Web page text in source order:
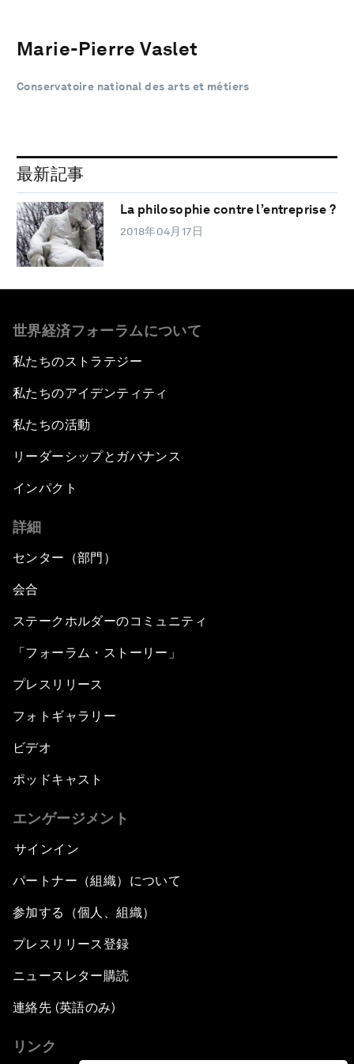
Marie-Pierre Vaslet
Conservatoire national des arts et métiers
最新記事
La philosophie contre l’entreprise ?
2018年04月17日
世界経済フォーラムについて
私たちのストラテジー
私たちのアイデンティティ
私たちの活動
リーダーシップとガバナンス
インパクト
詳細
センター（部門）
会合
ステークホルダーのコミュニティ
「フォーラム・ストーリー」
プレスリリース
フォトギャラリー
ビデオ
ポッドキャスト
エンゲージメント
サインイン
パートナー（組織）について
参加する（個人、組織）
プレスリリース登録
ニュースレター購読
連絡先 (英語のみ)
リンク